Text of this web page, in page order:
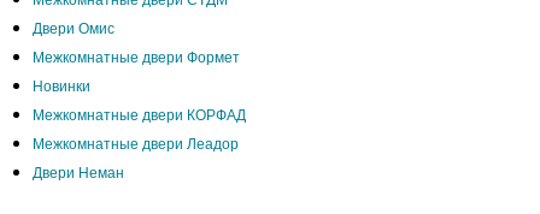
Двери Омис
Межкомнатные двери Формет
Новинки
Межкомнатные двери КОРФАД
Межкомнатные двери Леадор
Двери Неман